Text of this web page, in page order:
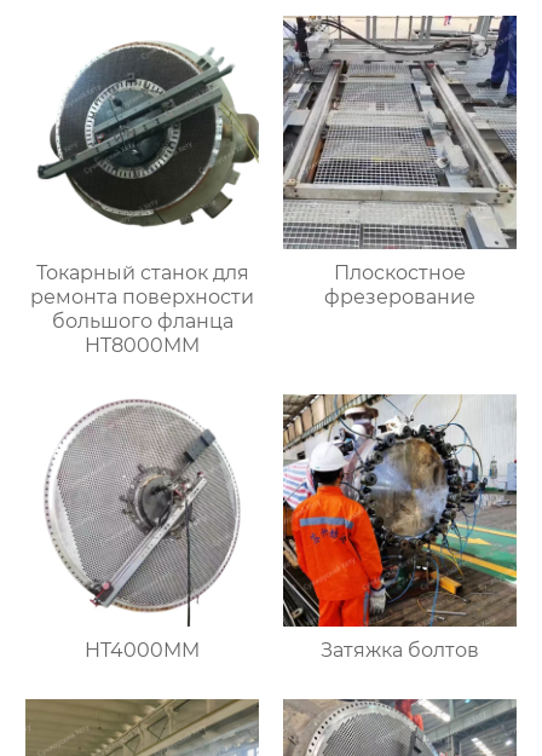
Токарный станок для
ремонта поверхности
большого фланца
HT8000MM
Плоскостное
фрезерование
HT4000MM Затяжка болтов